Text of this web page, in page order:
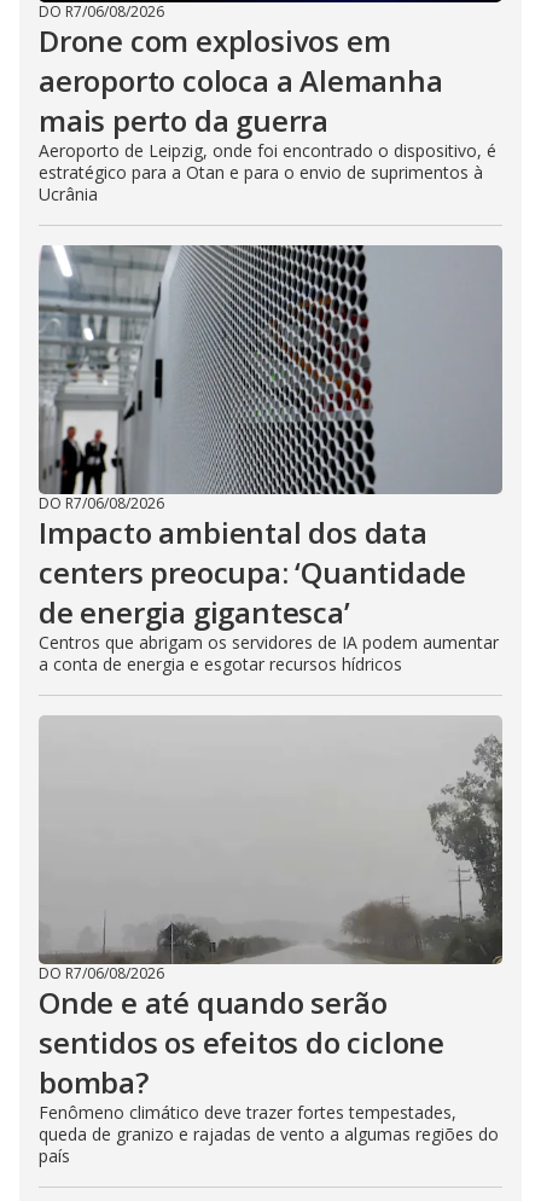
DO R7/06/08/2026
Drone com explosivos em
aeroporto coloca a Alemanha
mais perto da guerra
Aeroporto de Leipzig, onde foi encontrado o dispositivo, é
estratégico para a Otan e para o envio de suprimentos à
Ucrânia
DO R7/06/08/2026
Impacto ambiental dos data
centers preocupa: ‘Quantidade
de energia gigantesca’
Centros que abrigam os servidores de IA podem aumentar
a conta de energia e esgotar recursos hídricos
DO R7/06/08/2026
Onde e até quando serão
sentidos os efeitos do ciclone
bomba?
Fenômeno climático deve trazer fortes tempestades,
queda de granizo e rajadas de vento a algumas regiões do
país